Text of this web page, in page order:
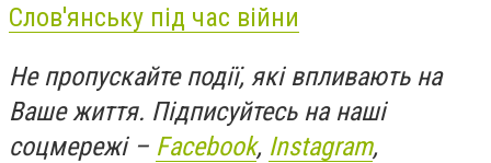
Слов'янську під час війни
Не пропускайте події, які впливають на
Ваше життя. Підписуйтесь на наші
соцмережі – Facebook, Instagram,